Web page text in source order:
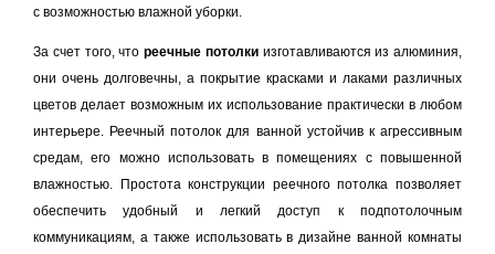
с возможностью влажной уборки.
За счет того, что реечные потолкиизготавливаются из алюминия,
они очень долговечны, а покрытие красками и лаками различных
цветов делает возможным их использование практически в любом
интерьере. Реечный потолок для ванной устойчив к агрессивным
средам, его можно использовать в помещениях с повышенной
влажностью. Простота конструкции реечного потолка позволяет
обеспечить удобный и легкий доступ к подпотолочным
коммуникациям, а также использовать в дизайне ванной комнаты